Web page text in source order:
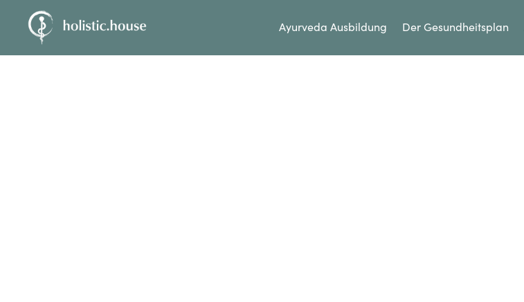
Ayurveda Ausbildung Der Gesundheitsplan